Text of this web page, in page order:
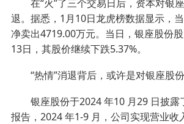
在“火”了三个交易日后，资本对银
退。据悉，1月10日龙虎榜数据显示，
净卖出4719.00万元。当日，银座股份
13日，其股价继续下跌5.37%。
“热情”消退背后，或许是对银座股份
银座股份于2024 年10 月29 日披露
报告，2024 年1-9 月，公司实现营业收